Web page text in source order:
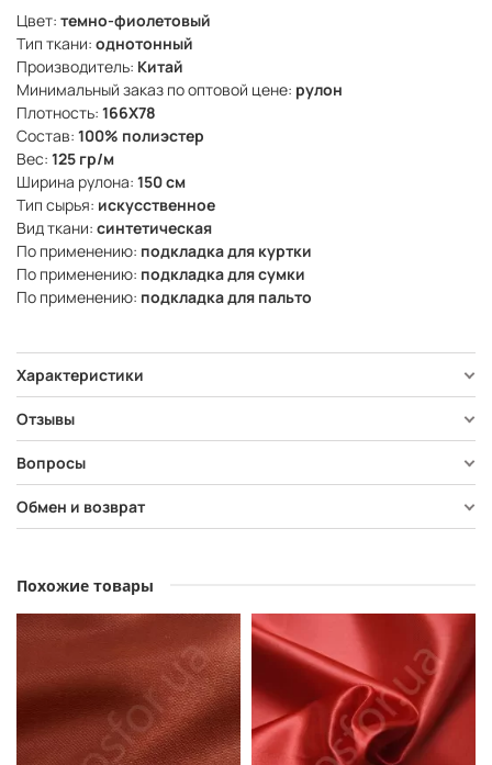
Цвет: темно-фиолетовый
Тип ткани: однотонный
Производитель: Китай
Минимальный заказ по оптовой цене: рулон
Плотность: 166X78
Состав: 100% полиэстер
Вес: 125 гр/м
Ширина рулона: 150 см
Тип сырья: искусственное
Вид ткани: синтетическая
По применению: подкладка для куртки
По применению: подкладка для сумки
По применению: подкладка для пальто
Характеристики
Отзывы
Вопросы
Обмен и возврат
Похожие товары